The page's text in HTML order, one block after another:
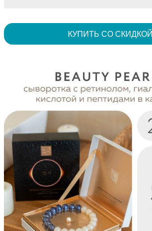
КУПИТЬ СО СКИДКОЙ